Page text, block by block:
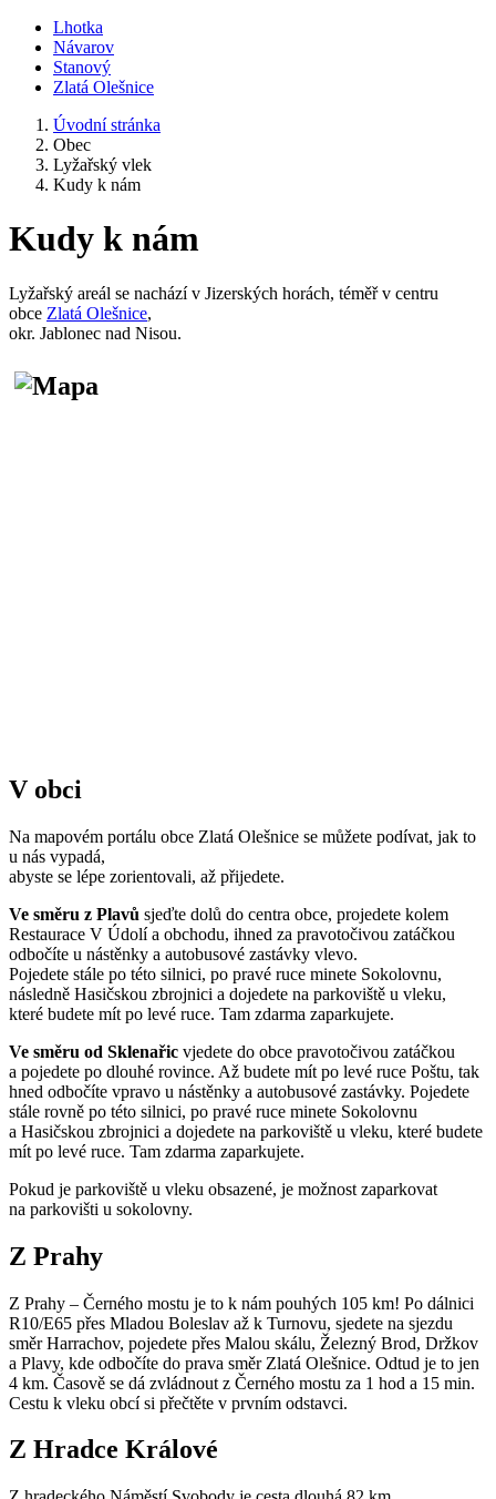
Lhotka
Návarov
Stanový
Zlatá Olešnice
Úvodní stránka
Obec
Lyžařský vlek
Kudy k nám
Kudy k nám
Lyžařský areál se nachází v Jizerských horách, téměř v centru
obce Zlatá Olešnice,
okr. Jablonec nad Nisou.
V obci
Na mapovém portálu obce Zlatá Olešnice se můžete podívat, jak to
u nás vypadá,
abyste se lépe zorientovali, až přijedete.
Ve směru z Plavů sjeďte dolů do centra obce, projedete kolem
Restaurace V Údolí a obchodu, ihned za pravotočivou zatáčkou
odbočíte u nástěnky a autobusové zastávky vlevo.
Pojedete stále po této silnici, po pravé ruce minete Sokolovnu,
následně Hasičskou zbrojnici a dojedete na parkoviště u vleku,
které budete mít po levé ruce. Tam zdarma zaparkujete.
Ve směru od Sklenařic vjedete do obce pravotočivou zatáčkou
a pojedete po dlouhé rovince. Až budete mít po levé ruce Poštu, tak
hned odbočíte vpravo u nástěnky a autobusové zastávky. Pojedete
stále rovně po této silnici, po pravé ruce minete Sokolovnu
a Hasičskou zbrojnici a dojedete na parkoviště u vleku, které budete
mít po levé ruce. Tam zdarma zaparkujete.
Pokud je parkoviště u vleku obsazené, je možnost zaparkovat
na parkovišti u sokolovny.
Z Prahy
Z Prahy – Černého mostu je to k nám pouhých 105 km! Po dálnici
R10/E65 přes Mladou Boleslav až k Turnovu, sjedete na sjezdu
směr Harrachov, pojedete přes Malou skálu, Železný Brod, Držkov
a Plavy, kde odbočíte do prava směr Zlatá Olešnice. Odtud je to jen
4 km. Časově se dá zvládnout z Černého mostu za 1 hod a 15 min.
Cestu k vleku obcí si přečtěte v prvním odstavci.
Z Hradce Králové